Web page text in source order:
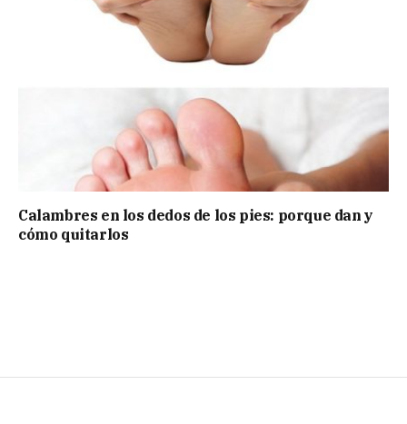
Calambres en los dedos de los pies: porque dan y
cómo quitarlos